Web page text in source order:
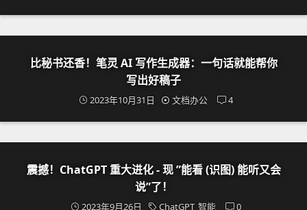
比秘书还香！笔灵 AI 写作生成器：一句话就能帮你
写出好稿子
2023年10月31日 文档办公 4
震撼！ChatGPT 重大进化 - 现 ”能看 (识图) 能听又会
说”了！
2023年9月26日 ChatGPT 智能 0